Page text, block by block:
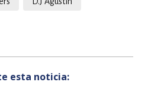
esta noticia: